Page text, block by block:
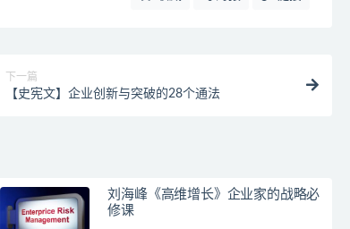
下一篇
【史宪文】企业创新与突破的28个通法
刘海峰《高维增长》企业家的战略必
修课